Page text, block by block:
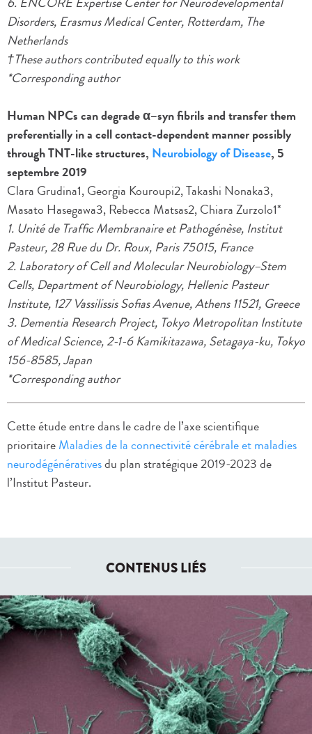
Disorders, Erasmus Medical Center, Rotterdam, The
Netherlands
†These authors contributed equally to this work
*Corresponding author
Human NPCs can degrade α–syn fibrils and transfer them
preferentially in a cell contact-dependent manner possibly
through TNT-like structures, Neurobiology of Disease, 5
septembre 2019
Clara Grudina1, Georgia Kouroupi2, Takashi Nonaka3,
Masato Hasegawa3, Rebecca Matsas2, Chiara Zurzolo1*
1. Unité de Traffic Membranaire et Pathogénèse, Institut
Pasteur, 28 Rue du Dr. Roux, Paris 75015, France
2. Laboratory of Cell and Molecular Neurobiology–Stem
Cells, Department of Neurobiology, Hellenic Pasteur
Institute, 127 Vassilissis Sofias Avenue, Athens 11521, Greece
3. Dementia Research Project, Tokyo Metropolitan Institute
of Medical Science, 2-1-6 Kamikitazawa, Setagaya-ku, Tokyo
156-8585, Japan
*Corresponding author
Cette étude entre dans le cadre de l’axe scientifique
prioritaireMaladies de la connectivité cérébrale et maladies
neurodégénérativesdu plan stratégique 2019-2023 de
l’Institut Pasteur.
CONTENUS LIÉS